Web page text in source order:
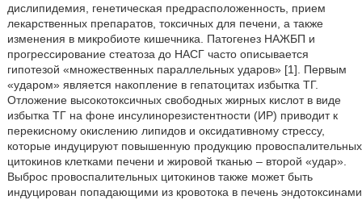
дислипидемия, генетическая предрасположенность, прием
лекарственных препаратов, токсичных для печени, а также
изменения в микробиоте кишечника. Патогенез НАЖБП и
прогрессирование стеатоза до НАСГ часто описывается
гипотезой «множественных параллельных ударов» [1].
Первым
«ударом» является накопление в гепатоцитах избытка ТГ.
Отложение высокотоксичных свободных жирных кислот в виде
избытка ТГ на фоне инсулинорезистентности (ИР) приводит к
перекисному окислению липидов и оксидативному стрессу,
которые индуцируют повышенную продукцию провоспалительных
цитокинов клетками печени и жировой тканью – второй «удар».
Выброс провоспалительных цитокинов также может быть
индуцирован попадающими из кровотока в печень эндотоксинами